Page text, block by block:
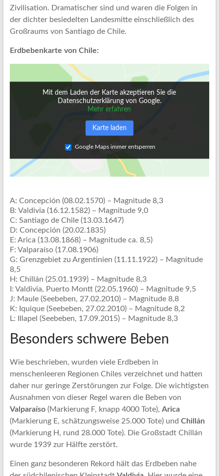
Zivilisation. Dramatischer sind und waren die Folgen in
der dichter besiedelten Landesmitte einschließlich des
Großraums von Santiago de Chile.
Erdbebenkarte von Chile:
Mit dem Laden der Karte akzeptieren Sie die
Datenschutzerklärung von Google.
Mehr erfahren
Karte laden
Google Maps immer entsperren
A: Concepción (08.02.1570) – Magnitude 8,3
B: Valdivia (16.12.1582) – Magnitude 9,0
C: Santiago de Chile (13.03.1647)
D: Concepción (20.02.1835)
E: Arica (13.08.1868) – Magnitude ca. 8,5)
F: Valparaíso (17.08.1906)
G: Grenzgebiet zu Argentinien (11.11.1922) – Magnitude
8,5
H: Chillán (25.01.1939) – Magnitude 8,3
I: Valdivia, Puerto Montt (22.05.1960) – Magnitude 9,5
J: Maule (Seebeben, 27.02.2010) – Magnitude 8,8
K: Iquique (Seebeben, 27.02.2010) – Magnitude 8,2
L: Illapel (Seebeben, 17.09.2015) – Magnitude 8,3
Besonders schwere Beben
Wie beschrieben, wurden viele Erdbeben in
menschenleeren Regionen Chiles verzeichnet und hatten
daher nur geringe Zerstörungen zur Folge. Die wichtigsten
Ausnahmen von dieser Regel waren die Beben von
Valparaíso(Markierung F, knapp 4000 Tote), Arica
(Markierung E, schätzungsweise 25.000 Tote) und Chillán
(Markierung H, rund 28.000 Tote). Die Großstadt Chillán
wurde 1939 zur Hälfte zerstört.
Einen ganz besonderen Rekord hält das Erdbeben nahe